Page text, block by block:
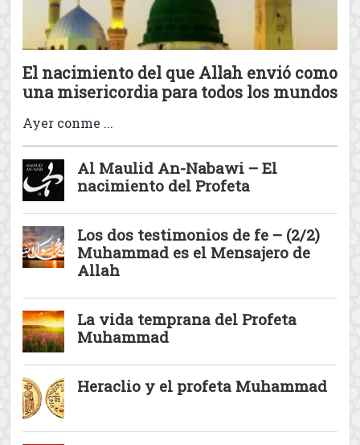
El profeta Muhammad
El nacimiento del que Allah envió como
una misericordia para todos los mundos
Ayer conme ...